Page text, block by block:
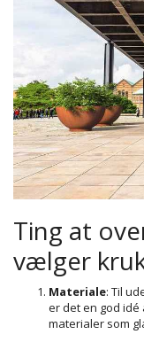
Ting at
vælger
Materiale: Til
er det en god
materialer som